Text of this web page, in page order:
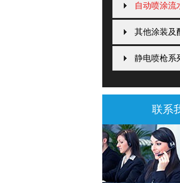
自动喷涂流
其他涂装及
静电喷枪系
联系